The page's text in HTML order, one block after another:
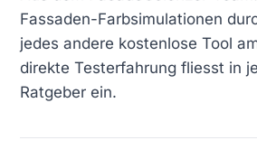
Fassaden-Farbsimulationen
jedes andere kostenlose Tool
direkte Testerfahrung fliesst in
Ratgeber ein.